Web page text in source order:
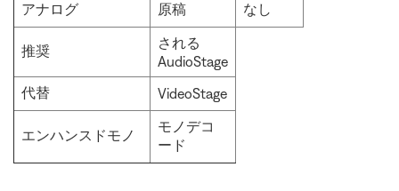
アナログ 原稿 なし
推奨
される
AudioStage
代替
VideoStage
エンハンスドモノ
モノデコ
ード